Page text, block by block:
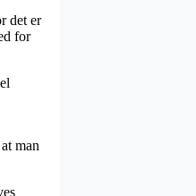
det er
for
man